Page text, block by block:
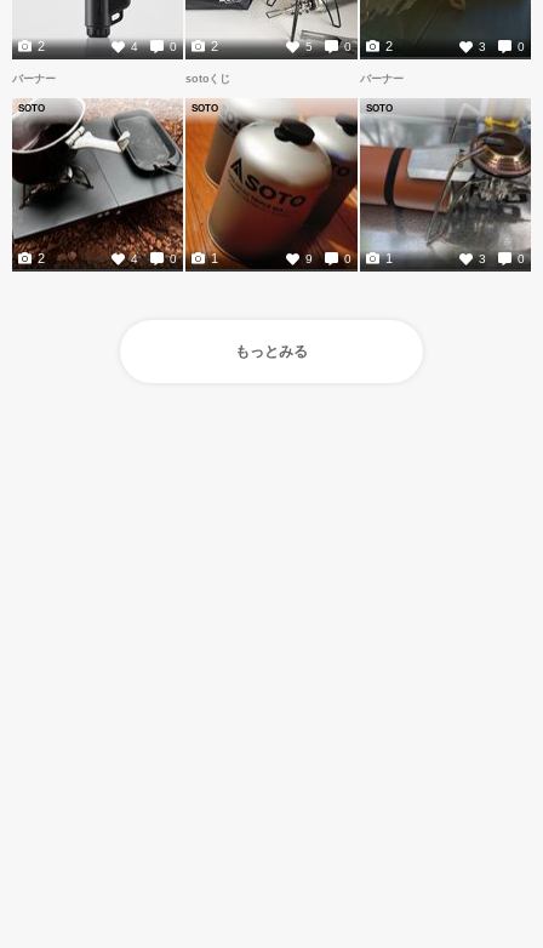
4 0
2 5 0
2 3 0
2
バーナー
SOTO
4 0
2
sotoくじ
SOTO
9 0
1
バーナー
SOTO
3 0
1
もっとみる